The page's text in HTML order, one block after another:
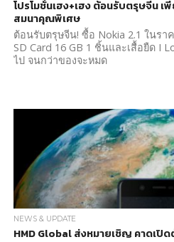
โปรโมชั่นเฮง+เฮง ต้อนรับตรุษจีน เ
สมนาคุณพิเศษ
ต้อนรับตรุษจีน! ซื้อ Nokia 2.1 ในรา
SD Card 16 GB 1 ชิ้นและเสื้อยืด I
ไป จนกว่าของจะหมด
NEWS & UPDATE
HMD Global ส่งหมายเชิญ คาดเปิด